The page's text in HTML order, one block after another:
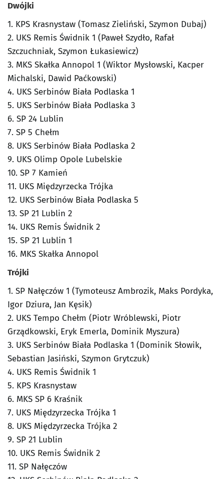
Dwójki
1. KPS Krasnystaw (Tomasz Zieliński, Szymon Dubaj)
2. UKS Remis Świdnik 1 (Paweł Szydło, Rafał
Szczuchniak, Szymon Łukasiewicz)
3. MKS Skałka Annopol 1 (Wiktor Mysłowski, Kacper
Michalski, Dawid Paćkowski)
4. UKS Serbinów Biała Podlaska 1
5. UKS Serbinów Biała Podlaska 3
6. SP 24 Lublin
7. SP 5 Chełm
8. UKS Serbinów Biała Podlaska 2
9. UKS Olimp Opole Lubelskie
10. SP 7 Kamień
11. UKS Międzyrzecka Trójka
12. UKS Serbinów Biała Podlaska 5
13. SP 21 Lublin 2
14. UKS Remis Świdnik 2
15. SP 21 Lublin 1
16. MKS Skałka Annopol
Trójki
1. SP Nałęczów 1 (Tymoteusz Ambrozik, Maks Pordyka,
Igor Dziura, Jan Kęsik)
2. UKS Tempo Chełm (Piotr Wróblewski, Piotr
Grządkowski, Eryk Emerla, Dominik Myszura)
3. UKS Serbinów Biała Podlaska 1 (Dominik Słowik,
Sebastian Jasiński, Szymon Grytczuk)
4. UKS Remis Świdnik 1
5. KPS Krasnystaw
6. MKS SP 6 Kraśnik
7. UKS Międzyrzecka Trójka 1
8. UKS Międzyrzecka Trójka 2
9. SP 21 Lublin
10. UKS Remis Świdnik 2
11. SP Nałęczów